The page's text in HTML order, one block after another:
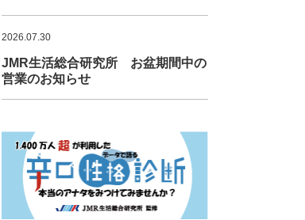
2026.07.30
JMR生活総合研究所 お盆期間中の
営業のお知らせ